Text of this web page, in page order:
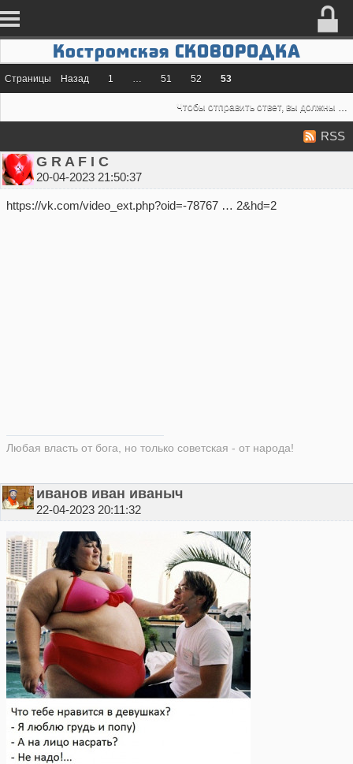
Костромская СКОВОРОДКА
Страницы Назад 1 … 51 52 53
RSS
G R A F I C
20-04-2023 21:50:37
https://vk.com/video_ext.php?oid=-78767 … 2&hd=2
Любая власть от бога, но только советская - от народа!
иванов иван иваныч
22-04-2023 20:11:32